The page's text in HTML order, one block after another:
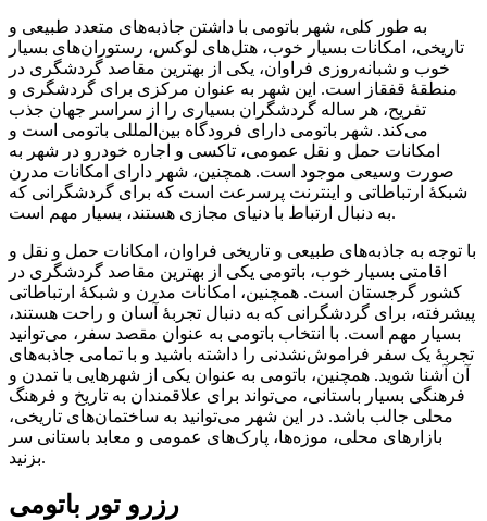
به طور کلی، شهر باتومی با داشتن جاذبه‌های متعدد طبیعی و
تاریخی، امکانات بسیار خوب، هتل‌های لوکس، رستوران‌های بسیار
خوب و شبانه‌روزی فراوان، یکی از بهترین مقاصد گردشگری در
منطقهٔ قفقاز است. این شهر به عنوان مرکزی برای گردشگری و
تفریح، هر ساله گردشگران بسیاری را از سراسر جهان جذب
می‌کند. شهر باتومی دارای فرودگاه بین‌المللی باتومی است و
امکانات حمل و نقل عمومی، تاکسی و اجاره خودرو در شهر به
صورت وسیعی موجود است. همچنین، شهر دارای امکانات مدرن
شبکهٔ ارتباطاتی و اینترنت پرسرعت است که برای گردشگرانی که
به دنبال ارتباط با دنیای مجازی هستند، بسیار مهم است.
با توجه به جاذبه‌های طبیعی و تاریخی فراوان، امکانات حمل و نقل و
اقامتی بسیار خوب، باتومی یکی از بهترین مقاصد گردشگری در
کشور گرجستان است. همچنین، امکانات مدرن و شبکهٔ ارتباطاتی
پیشرفته، برای گردشگرانی که به دنبال تجربهٔ آسان و راحت هستند،
بسیار مهم است. با انتخاب باتومی به عنوان مقصد سفر، می‌توانید
تجربهٔ یک سفر فراموش‌نشدنی را داشته باشید و با تمامی جاذبه‌های
آن آشنا شوید. همچنین، باتومی به عنوان یکی از شهرهایی با تمدن و
فرهنگی بسیار باستانی، می‌تواند برای علاقمندان به تاریخ و فرهنگ
محلی جالب باشد. در این شهر می‌توانید به ساختمان‌های تاریخی،
بازارهای محلی، موزه‌ها، پارک‌های عمومی و معابد باستانی سر
بزنید.
رزرو تور باتومی